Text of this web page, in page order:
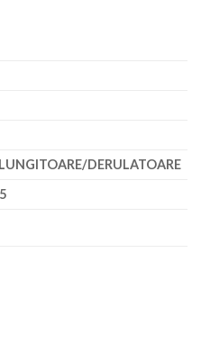
DERULATOARE